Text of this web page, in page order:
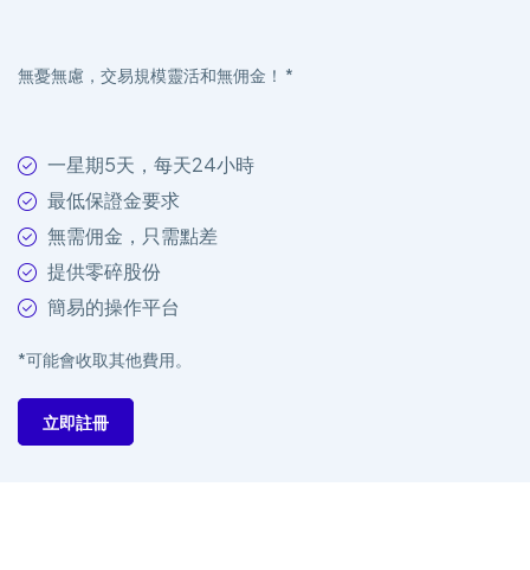
無憂無慮，交易規模靈活和無佣金！ *
一星期5天，每天24小時
最低保證金要求
無需佣金，只需點差
提供零碎股份
簡易的操作平台
*可能會收取其他費用。
立即註冊